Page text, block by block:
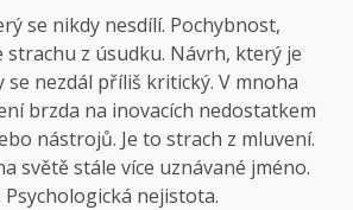
se nikdy nesdílí. Pochybnost,
strachu z úsudku. Návrh, který je
nezdál příliš kritický. V mnoha
brzda na inovacích nedostatkem
nástrojů. Je to strach z mluvení.
světě stále více uznávané jméno.
Psychologická nejistota.